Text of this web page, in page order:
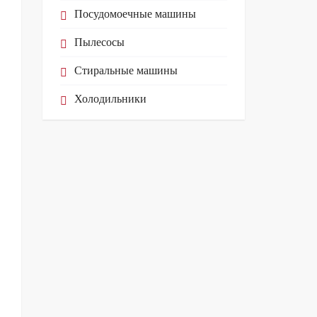
Посудомоечные машины
Пылесосы
Стиральные машины
Холодильники